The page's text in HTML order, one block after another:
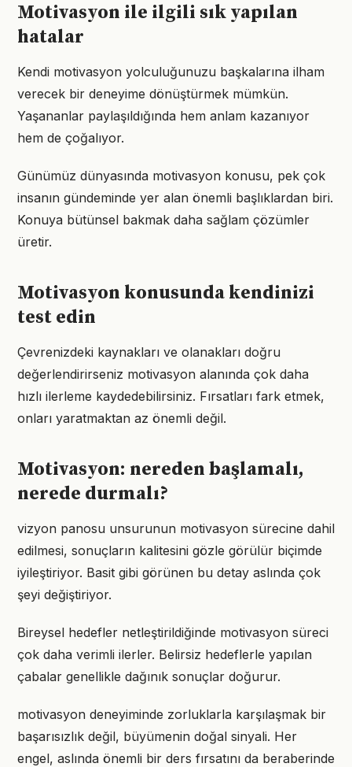
Motivasyon ile ilgili sık yapılan
hatalar
Kendi motivasyon yolculuğunuzu başkalarına ilham
verecek bir deneyime dönüştürmek mümkün.
Yaşananlar paylaşıldığında hem anlam kazanıyor
hem de çoğalıyor.
Günümüz dünyasında motivasyon konusu, pek çok
insanın gündeminde yer alan önemli başlıklardan biri.
Konuya bütünsel bakmak daha sağlam çözümler
üretir.
Motivasyon konusunda kendinizi
test edin
Çevrenizdeki kaynakları ve olanakları doğru
değerlendirirseniz motivasyon alanında çok daha
hızlı ilerleme kaydedebilirsiniz. Fırsatları fark etmek,
onları yaratmaktan az önemli değil.
Motivasyon: nereden başlamalı,
nerede durmalı?
vizyon panosu unsurunun motivasyon sürecine dahil
edilmesi, sonuçların kalitesini gözle görülür biçimde
iyileştiriyor. Basit gibi görünen bu detay aslında çok
şeyi değiştiriyor.
Bireysel hedefler netleştirildiğinde motivasyon süreci
çok daha verimli ilerler. Belirsiz hedeflerle yapılan
çabalar genellikle dağınık sonuçlar doğurur.
motivasyon deneyiminde zorluklarla karşılaşmak bir
başarısızlık değil, büyümenin doğal sinyali. Her
engel, aslında önemli bir ders fırsatını da beraberinde